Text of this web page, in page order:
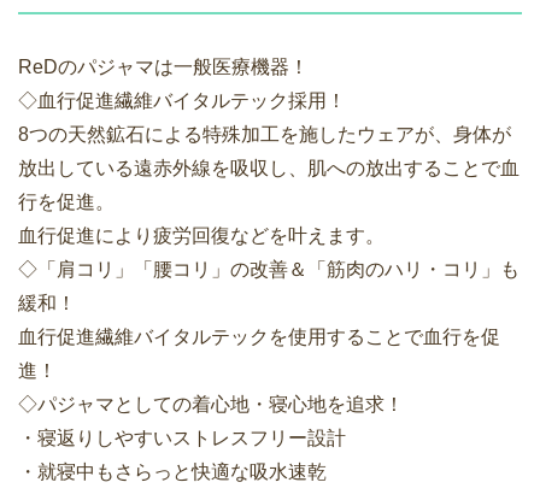
ReDのパジャマは一般医療機器！
◇血行促進繊維バイタルテック採用！
8つの天然鉱石による特殊加工を施したウェアが、身体が
放出している遠赤外線を吸収し、肌への放出することで血
行を促進。
血行促進により疲労回復などを叶えます。
◇「肩コリ」「腰コリ」の改善＆「筋肉のハリ・コリ」も
緩和！
血行促進繊維バイタルテックを使用することで血行を促
進！
◇パジャマとしての着心地・寝心地を追求！
・寝返りしやすいストレスフリー設計
・就寝中もさらっと快適な吸水速乾